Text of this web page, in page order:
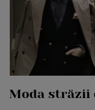
Moda străzii